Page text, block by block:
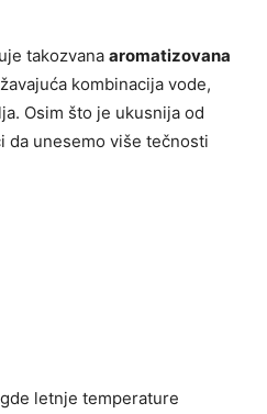
takozvana aromatizovana
kombinacija vode,
Osim što je ukusnija od
da unesemo više tečnosti
letnje temperature